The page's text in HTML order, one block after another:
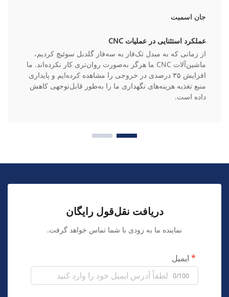
جان اسمیت
عملکرد استثنایی در عملیات CNC
از زمانی که به مبدل تک‌فاز به سه‌فاز گلدبل سوئیچ کردیم،
ماشین‌آلات CNC ما هرگز به‌صورت روان‌تری کار نکرده‌اند. ما
افزایش ۳۵ درصدی در خروجی را مشاهده کرده‌ایم و پایداری
منبع تغذیه هزینه‌های نگهداری ما را به‌طور قابل‌توجهی کاهش
داده است.
دریافت نقل‌قول رایگان
نماینده ما به زودی با شما تماس خواهد گرفت.
ایمیل
0/100